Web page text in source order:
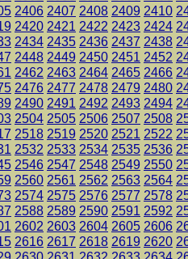
2406 2407 2408 2409 2410
2420 2421 2422 2423 2424
2434 2435 2436 2437 2438
2448 2449 2450 2451 2452
2462 2463 2464 2465 2466
2476 2477 2478 2479 2480
2490 2491 2492 2493 2494
2504 2505 2506 2507 2508
2518 2519 2520 2521 2522
2532 2533 2534 2535 2536
2546 2547 2548 2549 2550
2560 2561 2562 2563 2564
2574 2575 2576 2577 2578
2588 2589 2590 2591 2592
2602 2603 2604 2605 2606
2616 2617 2618 2619 2620